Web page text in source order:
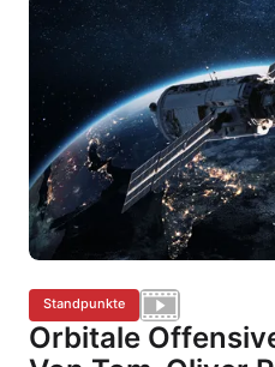
Standpunkte
Orbitale